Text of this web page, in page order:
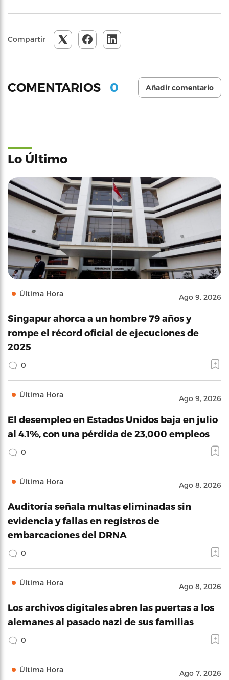
Compartir
COMENTARIOS 0 Añadir comentario
Lo Último
Última Hora Ago 9, 2026
Singapur ahorca a un hombre 79 años y
rompe el récord oficial de ejecuciones de
2025
0
Última Hora Ago 9, 2026
El desempleo en Estados Unidos baja en julio
al 4.1%, con una pérdida de 23,000 empleos
0
Última Hora Ago 8, 2026
Auditoría señala multas eliminadas sin
evidencia y fallas en registros de
embarcaciones del DRNA
0
Última Hora Ago 8, 2026
Los archivos digitales abren las puertas a los
alemanes al pasado nazi de sus familias
0
Última Hora Ago 7, 2026